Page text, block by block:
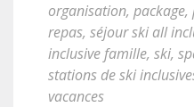
organisation, package,
repas, séjour ski all
inclusive famille, ski,
stations de ski
vacances